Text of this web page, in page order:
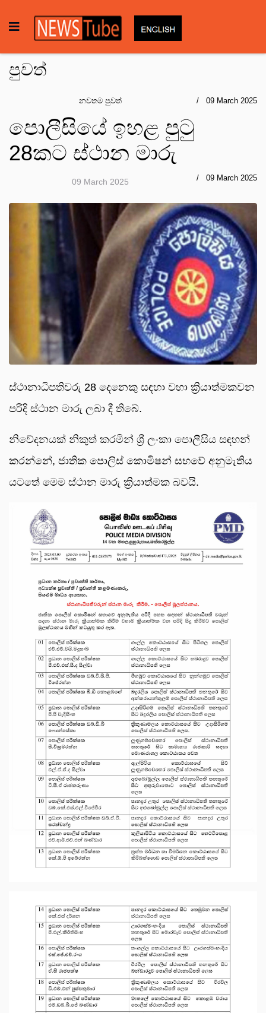
පුවත්
නවතම පුවත් 09 March 2025
පොලීසියේ ඉහළ පුටු
28කට ස්ථාන මාරු
09 March 2025 09 March 2025
ස්ථානාධිපතිවරු 28 දෙනෙකු සඳහා වහා ක්‍රියාත්මකවන
පරිදි ස්ථාන මාරු ලබා දී තිබේ.
නිවේදනයක් නිකුත් කරමින් ශ්‍රී ලංකා පොලීසිය සඳහන්
කරන්නේ, ජාතික පොලිස් කොමිෂන් සභවේ අනුමැතිය
යටතේ මෙම ස්ථාන මාරු ක්‍රියාත්මක බවයි.